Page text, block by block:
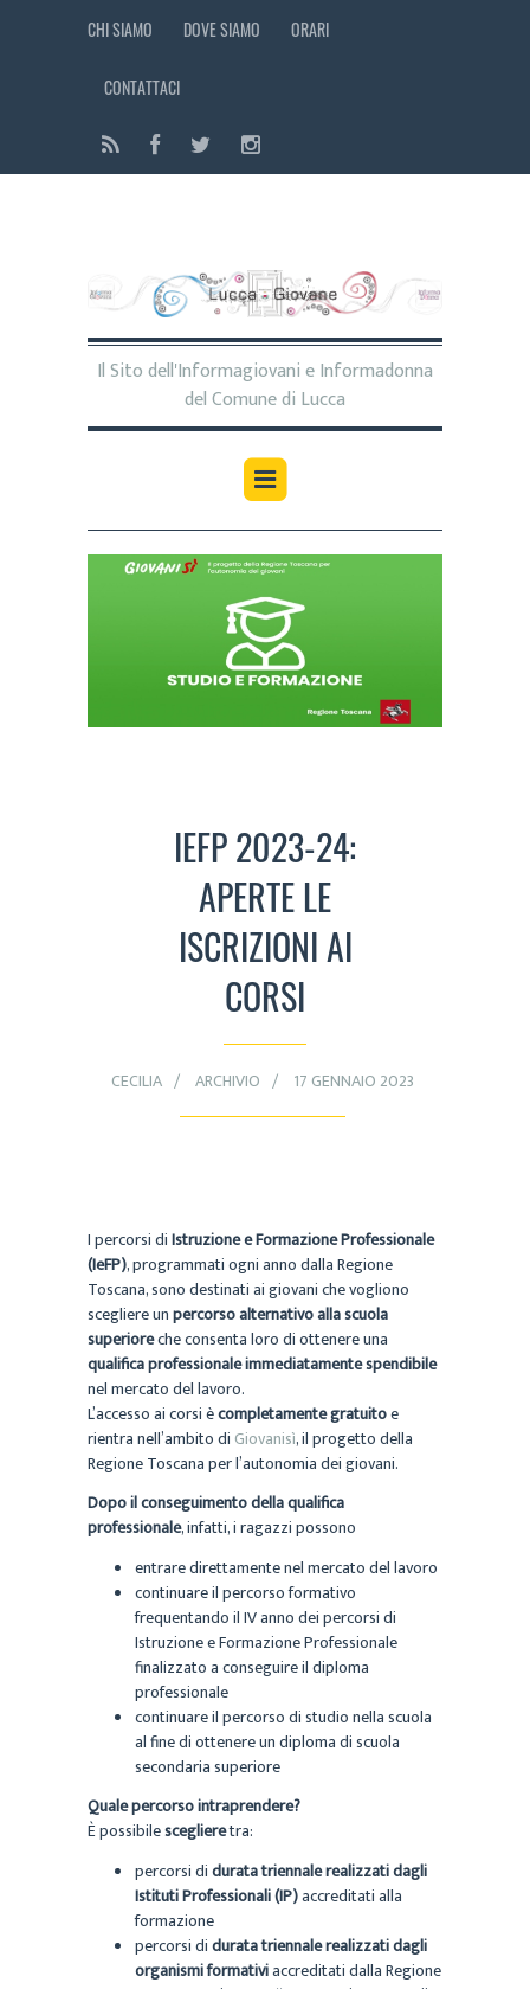
CHI SIAMO DOVE SIAMO ORARI
CONTATTACI
Il Sito dell'Informagiovani e Informadonna
del Comune di Lucca
IEFP 2023-24:
APERTE LE
ISCRIZIONI AI
CORSI
CECILIA ARCHIVIO 17 GENNAIO 2023
I percorsi diIstruzione e Formazione Professionale
(IeFP), programmati ogni anno dalla Regione
Toscana, sono destinati ai giovani che vogliono
scegliere unpercorso alternativo alla scuola
superioreche consenta loro di ottenere una
qualifica professionale immediatamente spendibile
nel mercato del lavoro.
L’accesso ai corsi ècompletamente gratuitoe
rientra nell’ambito di Giovanisì, il progetto della
Regione Toscana per l’autonomia dei giovani.
Dopo il conseguimento della qualifica
professionale, infatti, i ragazzi possono
entrare direttamente nel mercato del lavoro
continuare il percorso formativo
frequentando il IV anno dei percorsi di
Istruzione e Formazione Professionale
finalizzato a conseguire il diploma
professionale
continuare il percorso di studio nella scuola
al fine di ottenere un diploma di scuola
secondaria superiore
Quale percorso intraprendere?
È possibilesceglieretra:
percorsi didurata triennale realizzati dagli
Istituti Professionali (IP)accreditati alla
formazione
percorsi didurata triennale realizzati dagli
organismi formativiaccreditati dalla Regione